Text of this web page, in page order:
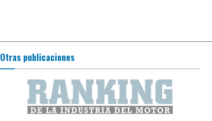
Otras publicaciones